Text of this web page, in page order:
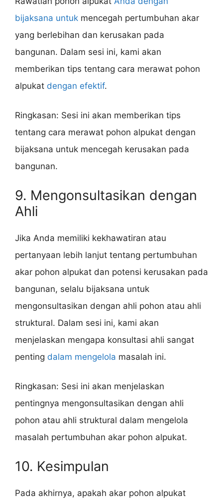
bijaksana untuk mencegah pertumbuhan akar
yang berlebihan dan kerusakan pada
bangunan. Dalam sesi ini, kami akan
memberikan tips tentang cara merawat pohon
alpukat dengan efektif.
Ringkasan: Sesi ini akan memberikan tips
tentang cara merawat pohon alpukat dengan
bijaksana untuk mencegah kerusakan pada
bangunan.
9. Mengonsultasikan dengan
Ahli
Jika Anda memiliki kekhawatiran atau
pertanyaan lebih lanjut tentang pertumbuhan
akar pohon alpukat dan potensi kerusakan pada
bangunan, selalu bijaksana untuk
mengonsultasikan dengan ahli pohon atau ahli
struktural. Dalam sesi ini, kami akan
menjelaskan mengapa konsultasi ahli sangat
penting dalam mengelola masalah ini.
Ringkasan: Sesi ini akan menjelaskan
pentingnya mengonsultasikan dengan ahli
pohon atau ahli struktural dalam mengelola
masalah pertumbuhan akar pohon alpukat.
10. Kesimpulan
Pada akhirnya, apakah akar pohon alpukat